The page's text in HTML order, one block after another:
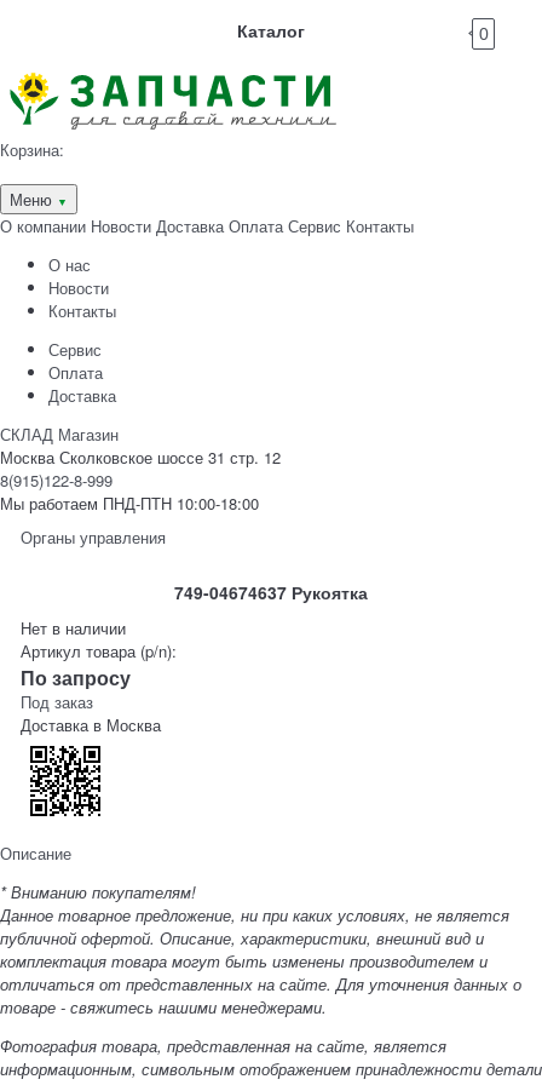
Каталог 0
Корзина:
Меню ▼
О компании Новости Доставка Оплата Сервис Контакты
О нас
Новости
Контакты
Сервис
Оплата
Доставка
СКЛАД Магазин
Москва Сколковское шоссе 31 стр. 12
8(915)122-8-999
Мы работаем ПНД-ПТН 10:00-18:00
Органы управления
749-04674637 Рукоятка
Нет в наличии
Артикул товара (p/n):
По запросу
Под заказ
Доставка в Москва
Описание
* Вниманию покупателям!
Данное товарное предложение, ни при каких условиях, не является
публичной офертой. Описание, характеристики, внешний вид и
комплектация товара могут быть изменены производителем и
отличаться от представленных на сайте. Для уточнения данных о
товаре - свяжитесь нашими менеджерами.
Фотография товара, представленная на сайте, является
информационным, символьным отображением принадлежности детали